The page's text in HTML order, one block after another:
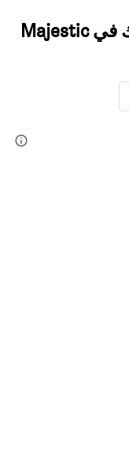
اعثر على نتائج أفضل لإقامتك في Majestic